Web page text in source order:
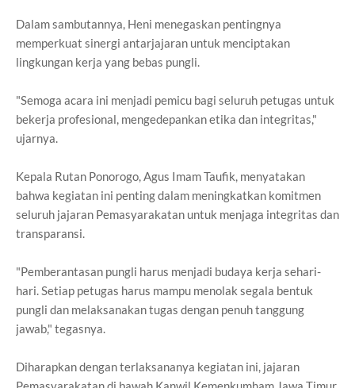
Dalam sambutannya, Heni menegaskan pentingnya
memperkuat sinergi antarjajaran untuk menciptakan
lingkungan kerja yang bebas pungli.
"Semoga acara ini menjadi pemicu bagi seluruh petugas untuk
bekerja profesional, mengedepankan etika dan integritas,"
ujarnya.
Kepala Rutan Ponorogo, Agus Imam Taufik, menyatakan
bahwa kegiatan ini penting dalam meningkatkan komitmen
seluruh jajaran Pemasyarakatan untuk menjaga integritas dan
transparansi.
"Pemberantasan pungli harus menjadi budaya kerja sehari-
hari. Setiap petugas harus mampu menolak segala bentuk
pungli dan melaksanakan tugas dengan penuh tanggung
jawab," tegasnya.
Diharapkan dengan terlaksananya kegiatan ini, jajaran